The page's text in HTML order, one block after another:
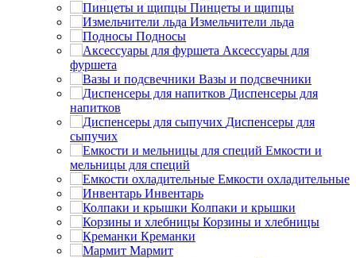
Пинцеты и щипцы
Измельчители льда
Подносы
Аксессуары для
фуршета
Вазы и подсвечники
Диспенсеры для
напитков
Диспенсеры для
сыпучих
Емкости и
мельницы для специй
Емкости охладительные
Инвентарь
Колпаки и крышки
Корзины и хлебницы
Креманки
Мармит